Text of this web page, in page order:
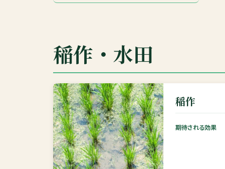
稲作・水田
稲作
期待される効果